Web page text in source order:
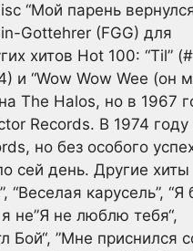
“Мой парень
Gottehrer (FGG) для
хитов Hot 100: “Til”
и “Wow Wow Wee (он
The Halos, но в 1967
Records. В 1974 году
но без особого
сей день. Другие хиты
“Веселая карусель”,
не”Я не люблю тебя“,
Бой“, ”Мне приснился